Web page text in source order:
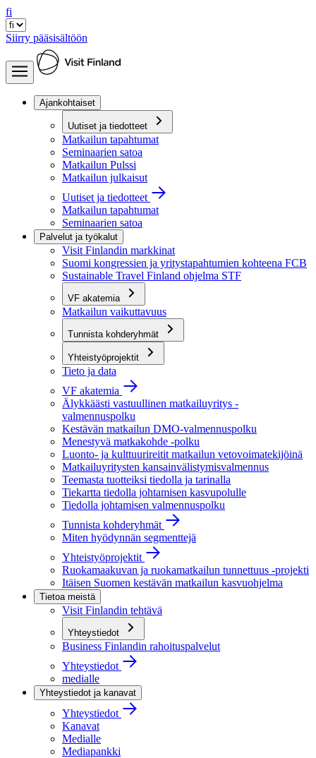
fi
Siirry pääsisältöön
Ajankohtaiset
Uutiset ja tiedotteet
Matkailun tapahtumat
Seminaarien satoa
Matkailun Pulssi
Matkailun julkaisut
Uutiset ja tiedotteet
Matkailun tapahtumat
Seminaarien satoa
Palvelut ja työkalut
Visit Finlandin markkinat
Suomi kongressien ja yritystapahtumien kohteena FCB
Sustainable Travel Finland ohjelma STF
VF akatemia
Matkailun vaikuttavuus
Tunnista kohderyhmät
Yhteistyöprojektit
Tieto ja data
VF akatemia
Älykkäästi vastuullinen matkailuyritys -
valmennuspolku
Kestävän matkailun DMO-valmennuspolku
Menestyvä matkakohde -polku
Luonto- ja kulttuurireitit matkailun vetovoimatekijöinä
Matkailuyritysten kansainvälistymisvalmennus
Teemasta tuotteiksi tiedolla ja tarinalla
Tiekartta tiedolla johtamisen kasvupolulle
Tiedolla johtamisen valmennuspolku
Tunnista kohderyhmät
Miten hyödynnän segmenttejä
Yhteistyöprojektit
Ruokamaakuvan ja ruokamatkailun tunnettuus -projekti
Itäisen Suomen kestävän matkailun kasvuohjelma
Tietoa meistä
Visit Finlandin tehtävä
Yhteystiedot
Business Finlandin rahoituspalvelut
Yhteystiedot
medialle
Yhteystiedot ja kanavat
Yhteystiedot
Kanavat
Medialle
Mediapankki